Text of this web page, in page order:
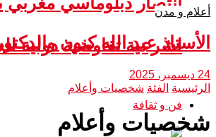
لشرعية تفاوضية دولية
فن و ثقافة
أعلام و مدن
الأستاذ عبد الله كنون
24 ديسمبر، 2025
الرئيسية
الفئة شخصيات وأعلام
شخصيات وأعلام